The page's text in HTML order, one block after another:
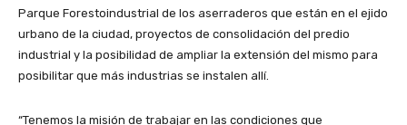
Parque Forestoindustrial de los aserraderos que están en el ejido
urbano de la ciudad, proyectos de consolidación del predio
industrial y la posibilidad de ampliar la extensión del mismo para
posibilitar que más industrias se instalen allí.
“Tenemos la misión de trabajar en las condiciones que